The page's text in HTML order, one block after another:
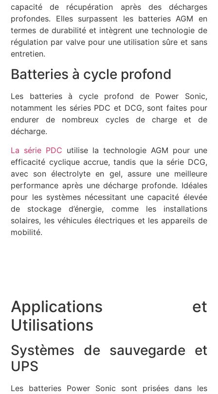
capacité de récupération après des décharges
profondes. Elles surpassent les batteries AGM en
termes de durabilité et intègrent une technologie de
régulation par valve pour une utilisation sûre et sans
entretien.
Batteries à cycle profond
Les batteries à cycle profond de Power Sonic,
notamment les séries PDC et DCG, sont faites pour
endurer de nombreux cycles de charge et de
décharge.
La série PDC utilise la technologie AGM pour une
efficacité cyclique accrue, tandis que la série DCG,
avec son électrolyte en gel, assure une meilleure
performance après une décharge profonde. Idéales
pour les systèmes nécessitant une capacité élevée
de stockage d’énergie, comme les installations
solaires, les véhicules électriques et les appareils de
mobilité.
Applications et
Utilisations
Systèmes de sauvegarde et
UPS
Les batteries Power Sonic sont prisées dans les